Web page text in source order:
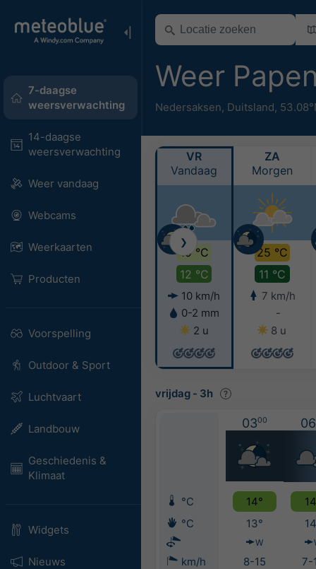
7-daagse
weersverwachting
14-daagse
weersverwachting
Weer vandaag
Webcams
Weerkaarten
Producten
Voorspelling
Outdoor & Sport
Luchtvaart
Landbouw
Geschiedenis &
Klimaat
Widgets
Nieuws
Weer
Nedersaksen, Duitsland,
VR
Vandaag
19 °C
12 °C
10 km/h
0-2 mm
2 u
ZA
Morgen
25 °C
11 °C
7 km/h
-
8 u
❯
vrijdag - 3h
0300 06
°C 14°
°C
13°
W
km/h 8-15 7-